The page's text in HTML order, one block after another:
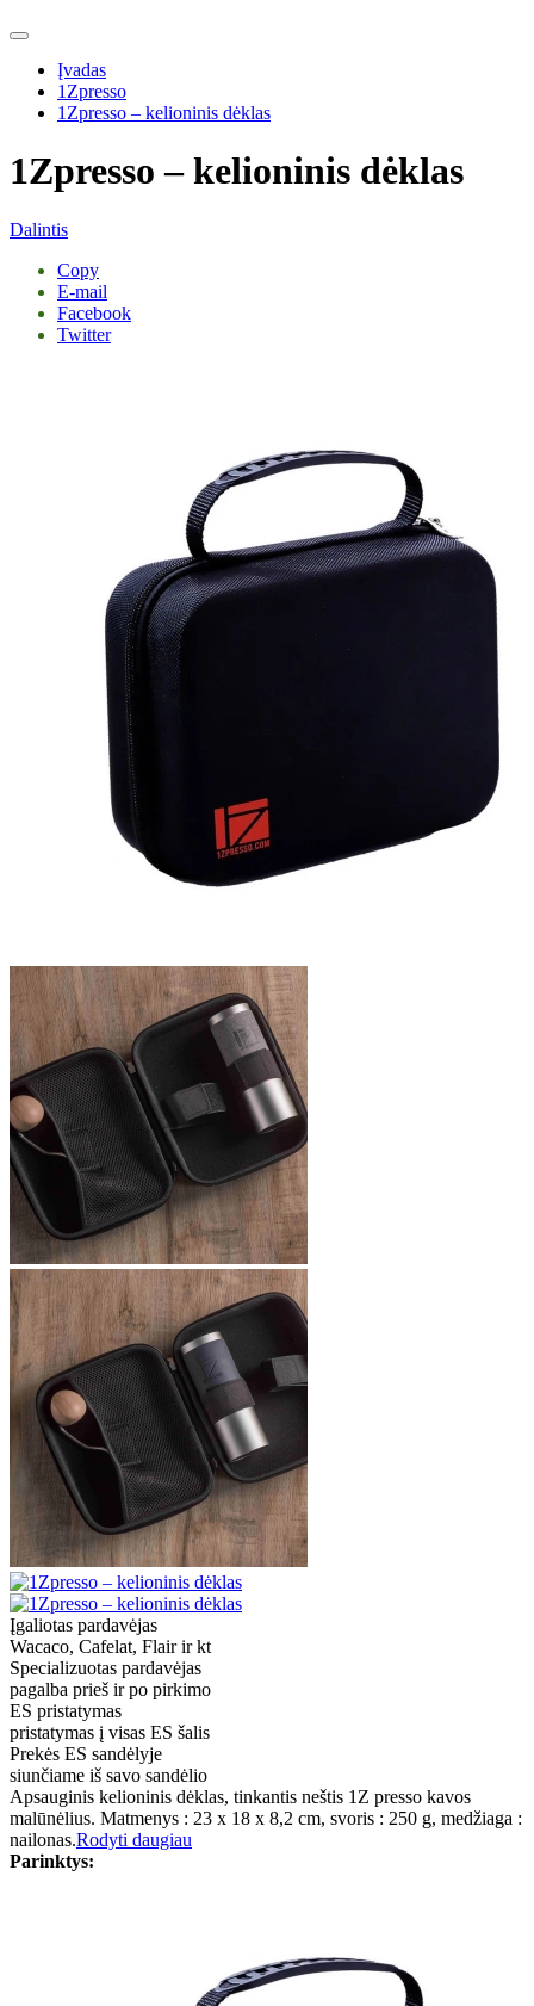
Įvadas
1Zpresso
1Zpresso – kelioninis dėklas
1Zpresso – kelioninis dėklas
Dalintis
Copy
E-mail
Facebook
Twitter
Įgaliotas pardavėjas
Wacaco, Cafelat, Flair ir kt
Specializuotas pardavėjas
pagalba prieš ir po pirkimo
ES pristatymas
pristatymas į visas ES šalis
Prekės ES sandėlyje
siunčiame iš savo sandėlio
Apsauginis kelioninis dėklas, tinkantis neštis 1Z presso kavos
malūnėlius. Matmenys : 23 x 18 x 8,2 cm, svoris : 250 g, medžiaga :
nailonas.Rodyti daugiau
Parinktys: